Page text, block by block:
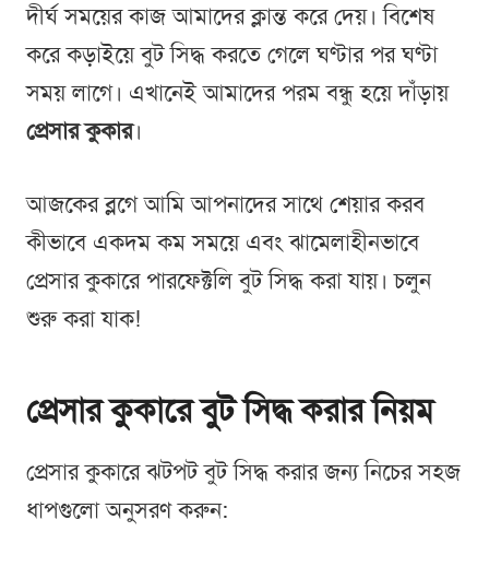
দীর্ঘ সময়ের কাজ আমাদের ক্লান্ত করে দেয়। বিশেষ
করে কড়াইয়ে বুট সিদ্ধ করতে গেলে ঘণ্টার পর ঘণ্টা
সময় লাগে। এখানেই আমাদের পরম বন্ধু হয়ে দাঁড়ায়
প্রেসার কুকার।
আজকের ব্লগে আমি আপনাদের সাথে শেয়ার করব
কীভাবে একদম কম সময়ে এবং ঝামেলাহীনভাবে
প্রেসার কুকারে পারফেক্টলি বুট সিদ্ধ করা যায়। চলুন
শুরু করা যাক!
প্রেসার কুকারে বুট সিদ্ধ করার নিয়ম
প্রেসার কুকারে ঝটপট বুট সিদ্ধ করার জন্য নিচের সহজ
ধাপগুলো অনুসরণ করুন: